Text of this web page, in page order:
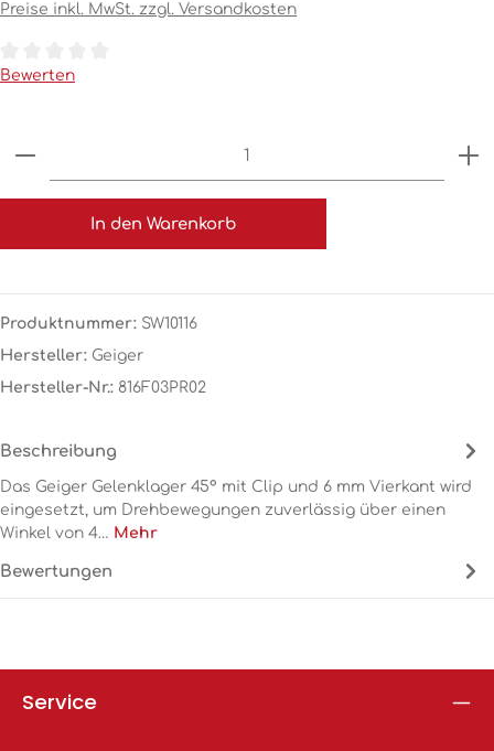
Preise inkl. MwSt. zzgl. Versandkosten
Durchschnittliche Bewertung von 0 von 5 Sternen
Bewerten
Produkt Anzahl: Gib den gewünschten Wert
In den Warenkorb
Produktnummer: SW10116
Hersteller: Geiger
Hersteller-Nr.: 816F03PR02
Beschreibung
Das Geiger Gelenklager 45° mit Clip und 6 mm Vierkant wird
eingesetzt, um Drehbewegungen zuverlässig über einen
Winkel von 4… Mehr
Bewertungen
Service